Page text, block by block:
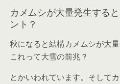
カメムシが大量発生する
ント？
秋になると結構カメムシが大
これって大雪の前兆？
とかいわれています。そして